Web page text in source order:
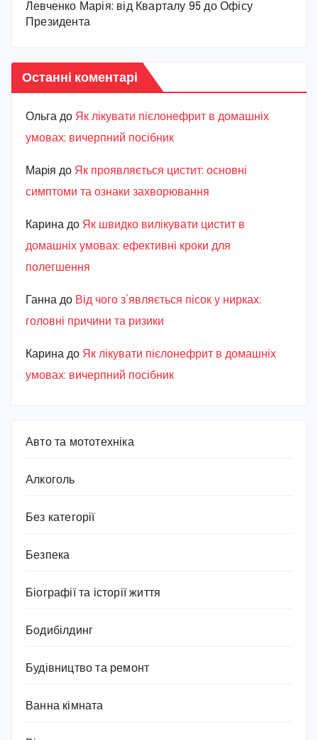
Левченко Марія: від Кварталу 95 до Офісу
Президента
Останні коментарі
Ольга до Як лікувати пієлонефрит в домашніх
умовах: вичерпний посібник
Марiя до Як проявляється цистит: основні
симптоми та ознаки захворювання
Карина до Як швидко вилікувати цистит в
домашніх умовах: ефективні кроки для
полегшення
Ганна до Від чого з’являється пісок у нирках:
головні причини та ризики
Карина до Як лікувати пієлонефрит в домашніх
умовах: вичерпний посібник
Авто та мототехніка
Алкоголь
Без категорії
Безпека
Біографії та історії життя
Бодибілдинг
Будівництво та ремонт
Ванна кімната